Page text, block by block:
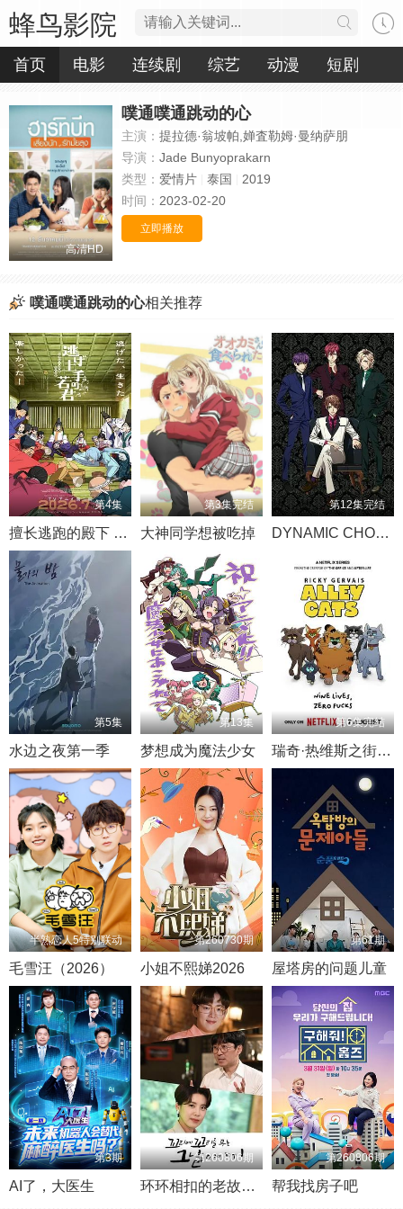
蜂鸟影院
首页 电影 连续剧 综艺 动漫 短剧
高清HD
噗通噗通跳动的心
主演： 提拉德·翁坡帕,婵査勒姆·曼纳萨朋
导演： Jade Bunyoprakarn
类型： 爱情片 泰国
2019
时间： 2023-02-20
立即播放
噗通噗通跳动的心相关推荐
第4集
擅长逃跑的殿下 第二季
第3集完结
大神同学想被吃掉
第12集完结
DYNAMIC CHORD
第5集
水边之夜第一季
第13集
梦想成为魔法少女
第6集完结
瑞奇·热维斯之街猫一族
半熟恋人5特别联动
毛雪汪（2026）
第260730期
小姐不熙娣2026
第61期
屋塔房的问题儿童
第3期
AI了，大医生
第260806期
环环相扣的老故事第一季
第260806期
帮我找房子吧